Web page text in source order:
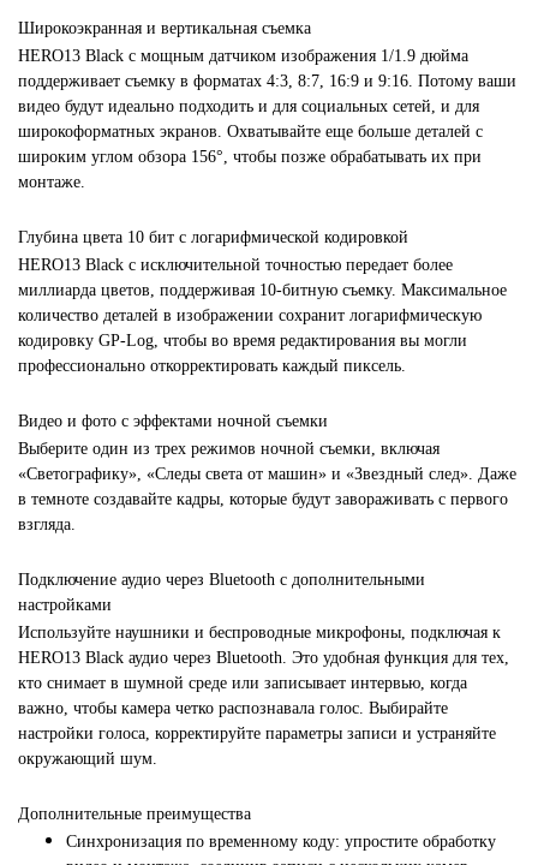
Широкоэкранная и вертикальная съемка
HERO13 Black с мощным датчиком изображения 1/1.9 дюйма
поддерживает съемку в форматах 4:3, 8:7, 16:9 и 9:16. Потому ваши
видео будут идеально подходить и для социальных сетей, и для
широкоформатных экранов. Охватывайте еще больше деталей с
широким углом обзора 156°, чтобы позже обрабатывать их при
монтаже.
Глубина цвета 10 бит с логарифмической кодировкой
HERO13 Black с исключительной точностью передает более
миллиарда цветов, поддерживая 10-битную съемку. Максимальное
количество деталей в изображении сохранит логарифмическую
кодировку GP-Log, чтобы во время редактирования вы могли
профессионально откорректировать каждый пиксель.
Видео и фото с эффектами ночной съемки
Выберите один из трех режимов ночной съемки, включая
«Светографику», «Следы света от машин» и «Звездный след». Даже
в темноте создавайте кадры, которые будут завораживать с первого
взгляда.
Подключение аудио через Bluetooth с дополнительными
настройками
Используйте наушники и беспроводные микрофоны, подключая к
HERO13 Black аудио через Bluetooth. Это удобная функция для тех,
кто снимает в шумной среде или записывает интервью, когда
важно, чтобы камера четко распознавала голос. Выбирайте
настройки голоса, корректируйте параметры записи и устраняйте
окружающий шум.
Дополнительные преимущества
Синхронизация по временному коду: упростите обработку